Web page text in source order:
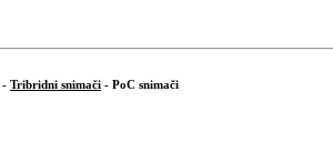
- Tribridni snimači - PoC snimači